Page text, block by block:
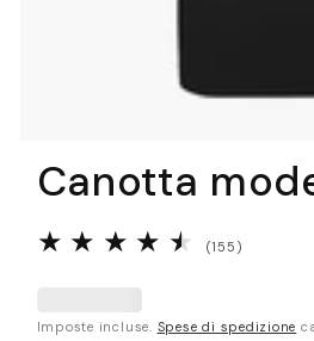
Canotta
(155)
Imposte incluse. Spese di spedizione